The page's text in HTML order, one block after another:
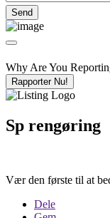
Why Are You
Rapporter Nu!
Sp rengøring
Vær den første til at
Dele